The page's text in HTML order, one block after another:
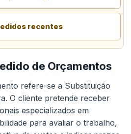
recentes
de Orçamentos
refere-se a Substituição
O cliente pretende receber
especializados em
para avaliar o trabalho,